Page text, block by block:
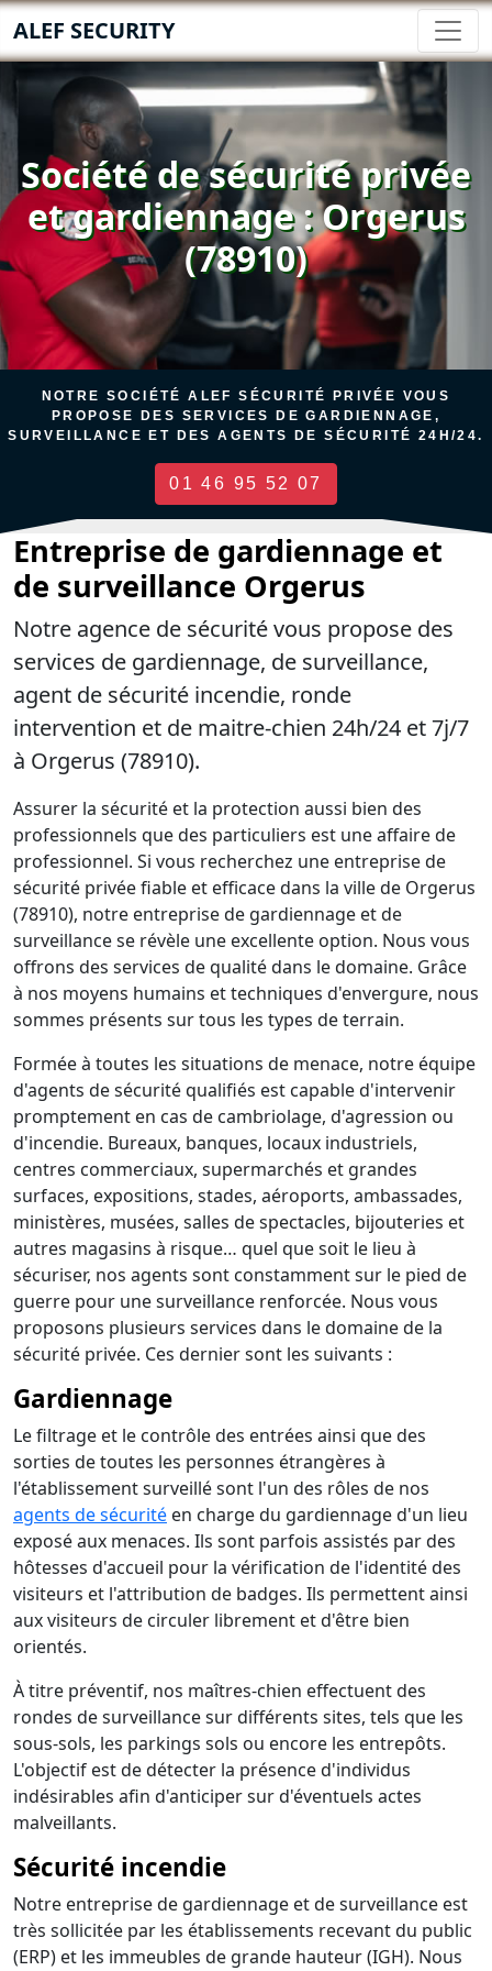
ALEF SECURITY
Société de sécurité privée
et gardiennage : Orgerus
(78910)
NOTRE SOCIÉTÉ ALEF SÉCURITÉ PRIVÉE VOUS
PROPOSE DES SERVICES DE GARDIENNAGE,
SURVEILLANCE ET DES AGENTS DE SÉCURITÉ 24H/24.
01 46 95 52 07
Entreprise de gardiennage et
de surveillance Orgerus
Notre agence de sécurité vous propose des
services de gardiennage, de surveillance,
agent de sécurité incendie, ronde
intervention et de maitre-chien 24h/24 et 7j/7
à Orgerus (78910).
Assurer la sécurité et la protection aussi bien des
professionnels que des particuliers est une affaire de
professionnel. Si vous recherchez une entreprise de
sécurité privée fiable et efficace dans la ville de Orgerus
(78910), notre entreprise de gardiennage et de
surveillance se révèle une excellente option. Nous vous
offrons des services de qualité dans le domaine. Grâce
à nos moyens humains et techniques d'envergure, nous
sommes présents sur tous les types de terrain.
Formée à toutes les situations de menace, notre équipe
d'agents de sécurité qualifiés est capable d'intervenir
promptement en cas de cambriolage, d'agression ou
d'incendie. Bureaux, banques, locaux industriels,
centres commerciaux, supermarchés et grandes
surfaces, expositions, stades, aéroports, ambassades,
ministères, musées, salles de spectacles, bijouteries et
autres magasins à risque… quel que soit le lieu à
sécuriser, nos agents sont constamment sur le pied de
guerre pour une surveillance renforcée. Nous vous
proposons plusieurs services dans le domaine de la
sécurité privée. Ces dernier sont les suivants :
Gardiennage
Le filtrage et le contrôle des entrées ainsi que des
sorties de toutes les personnes étrangères à
l'établissement surveillé sont l'un des rôles de nos
agents de sécurité en charge du gardiennage d'un lieu
exposé aux menaces. Ils sont parfois assistés par des
hôtesses d'accueil pour la vérification de l'identité des
visiteurs et l'attribution de badges. Ils permettent ainsi
aux visiteurs de circuler librement et d'être bien
orientés.
À titre préventif, nos maîtres-chien effectuent des
rondes de surveillance sur différents sites, tels que les
sous-sols, les parkings sols ou encore les entrepôts.
L'objectif est de détecter la présence d'individus
indésirables afin d'anticiper sur d'éventuels actes
malveillants.
Sécurité incendie
Notre entreprise de gardiennage et de surveillance est
très sollicitée par les établissements recevant du public
(ERP) et les immeubles de grande hauteur (IGH). Nous